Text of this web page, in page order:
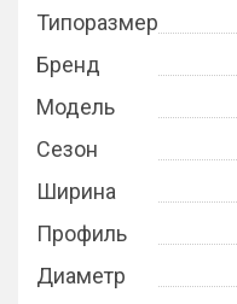
Типоразмер
Бренд
Модель
Сезон
Ширина
Профиль
Диаметр